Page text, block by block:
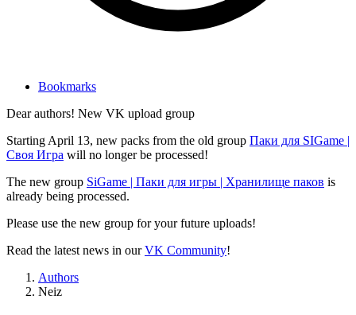
Bookmarks
Dear authors! New VK upload group
Starting April 13, new packs from the old group Паки для SIGame |
Своя Игра will no longer be processed!
The new group SiGame | Паки для игры | Хранилище паков is
already being processed.
Please use the new group for your future uploads!
Read the latest news in ourVK Community!
Authors
Neiz